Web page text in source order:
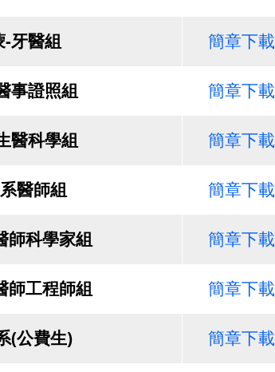
-牙醫組 簡章下載
事證照組 簡章下載
醫科學組 簡章下載
醫師組 簡章下載
師科學家組 簡章下載
師工程師組 簡章下載
(公費生) 簡章下載